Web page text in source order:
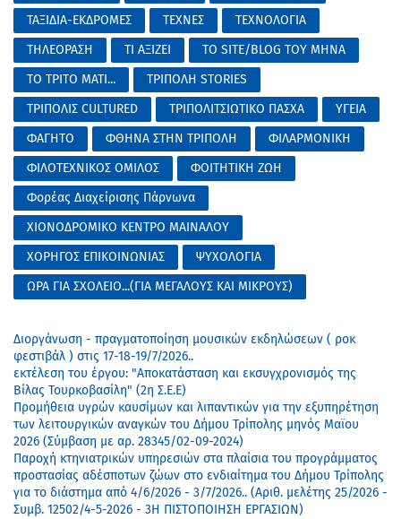
ΤΑΞΙΔΙΑ-ΕΚΔΡΟΜΕΣ
ΤΕΧΝΕΣ
ΤΕΧΝΟΛΟΓΙΑ
ΤΗΛΕΟΡΑΣΗ
ΤΙ ΑΞΙΖΕΙ
ΤΟ SITE/BLOG ΤΟΥ ΜΗΝΑ
ΤΟ ΤΡΙΤΟ ΜΑΤΙ...
ΤΡΙΠΟΛΗ STORIES
ΤΡΙΠΟΛΙΣ CULTURED
ΤΡΙΠΟΛΙΤΣΙΩΤΙΚΟ ΠΑΣΧΑ
ΥΓΕΙΑ
ΦΑΓΗΤΟ
ΦΘΗΝΑ ΣΤΗΝ ΤΡΙΠΟΛΗ
ΦΙΛΑΡΜΟΝΙΚΗ
ΦΙΛΟΤΕΧΝΙΚΟΣ ΟΜΙΛΟΣ
ΦΟΙΤΗΤΙΚΗ ΖΩΗ
Φορέας Διαχείρισης Πάρνωνα
ΧΙΟΝΟΔΡΟΜΙΚΟ ΚΕΝΤΡΟ ΜΑΙΝΑΛΟΥ
ΧΟΡΗΓΟΣ ΕΠΙΚΟΙΝΩΝΙΑΣ
ΨΥΧΟΛΟΓΙΑ
ΩΡΑ ΓΙΑ ΣΧΟΛΕΙΟ...(ΓΙΑ ΜΕΓΑΛΟΥΣ ΚΑΙ ΜΙΚΡΟΥΣ)
Διοργάνωση - πραγματοποίηση μουσικών εκδηλώσεων ( ροκ
φεστιβάλ ) στις 17-18-19/7/2026..
εκτέλεση του έργου: "Αποκατάσταση και εκσυγχρονισμός της
Βίλας Τουρκοβασίλη" (2η Σ.Ε.Ε)
Προμήθεια υγρών καυσίμων και λιπαντικών για την εξυπηρέτηση
των λειτουργικών αναγκών του Δήμου Τρίπολης μηνός Μαϊου
2026 (Σύμβαση με αρ. 28345/02-09-2024)
Παροχή κτηνιατρικών υπηρεσιών στα πλαίσια του προγράμματος
προστασίας αδέσποτων ζώων στο ενδιαίτημα του Δήμου Τρίπολης
για το διάστημα από 4/6/2026 - 3/7/2026.. (Αριθ. μελέτης 25/2026 -
Συμβ. 12502/4-5-2026 - 3Η ΠΙΣΤΟΠΟΙΗΣΗ ΕΡΓΑΣΙΩΝ)